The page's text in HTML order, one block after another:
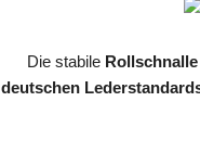
Die stabile Rollschnalle
deutschen